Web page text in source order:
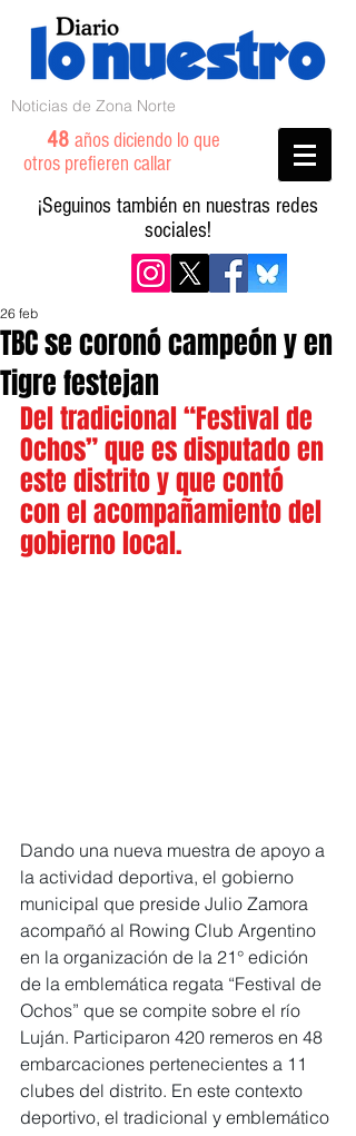
Noticias de Zona Norte
48 años diciendo lo que
otros prefieren callar
¡Seguinos también en nuestras redes
sociales!
TBC se coronó campeón y en
Tigre festejan
26 feb
Del tradicional “Festival de
Ochos” que es disputado en
este distrito y que contó
con el acompañamiento del
gobierno local.
Dando una nueva muestra de apoyo a
la actividad deportiva, el gobierno
municipal que preside Julio Zamora
acompañó al Rowing Club Argentino
en la organización de la 21° edición
de la emblemática regata “Festival de
Ochos” que se compite sobre el río
Luján. Participaron 420 remeros en 48
embarcaciones pertenecientes a 11
clubes del distrito. En este contexto
deportivo, el tradicional y emblemático